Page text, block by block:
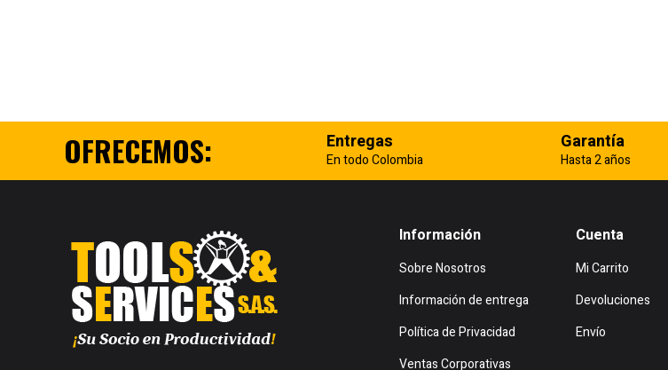
OFRECEMOS: Entregas
En todo Colombia
Garantía
Hasta 2 años
Información
Sobre Nosotros
Información de entrega
Política de Privacidad
Ventas Corporativas
Cuenta
Mi Carrito
Devoluciones
Envío